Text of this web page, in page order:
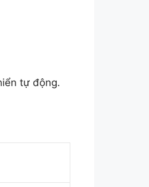
tự động.